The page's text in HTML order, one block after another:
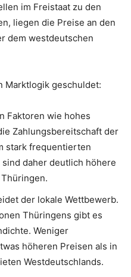
im Freistaat zu den
liegen die Preise an den
dem westdeutschen
Marktlogik geschuldet:
Faktoren wie hohes
Zahlungsbereitschaft der
stark frequentierten
daher deutlich höhere
der lokale Wettbewerb.
Thüringens gibt es
Weniger
höheren Preisen als in
Westdeutschlands.